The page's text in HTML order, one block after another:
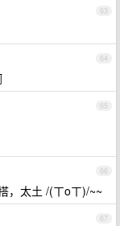
63
64
65
66
，太土 /(ㄒoㄒ)/~~
67